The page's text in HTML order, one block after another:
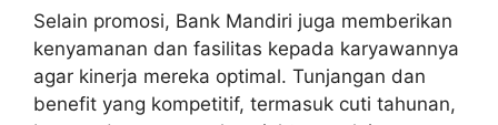
Selain promosi, Bank Mandiri juga memberikan
kenyamanan dan fasilitas kepada karyawannya
agar kinerja mereka optimal. Tunjangan dan
benefit yang kompetitif, termasuk cuti tahunan,